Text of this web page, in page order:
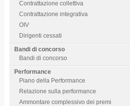
Contrattazione collettiva
Contrattazione integrativa
OIV
Dirigenti cessati
Bandi di concorso
Bandi di concorso
Performance
Piano della Performance
Relazione sulla performance
Ammontare complessivo dei premi